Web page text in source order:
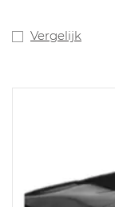
Vergelijk